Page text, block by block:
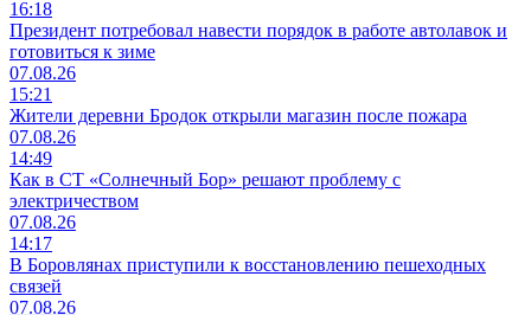
16:18
Президент потребовал навести порядок в работе автолавок и
готовиться к зиме
07.08.26
15:21
Жители деревни Бродок открыли магазин после пожара
07.08.26
14:49
Как в СТ «Солнечный Бор» решают проблему с
электричеством
07.08.26
14:17
В Боровлянах приступили к восстановлению пешеходных
связей
07.08.26